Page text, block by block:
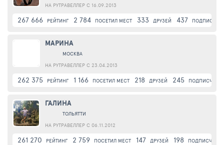
НА РУТРАВЕЛЛЕР С 16.09.2013
267 666 РЕЙТИНГ 2 784 ПОСЕТИЛ МЕСТ 333 ДРУЗЕЙ 437
МАРИНА
МОСКВА
НА РУТРАВЕЛЛЕР С 23.04.2013
262 375 РЕЙТИНГ 1 166 ПОСЕТИЛ МЕСТ 218 ДРУЗЕЙ 245 ПОДПИСЧИКИ
ГАЛИНА
ТОЛЬЯТТИ
НА РУТРАВЕЛЛЕР С 06.11.2012
261 270 РЕЙТИНГ 2 759 ПОСЕТИЛ МЕСТ 147 ДРУЗЕЙ 198 ПОДПИСЧИКИ